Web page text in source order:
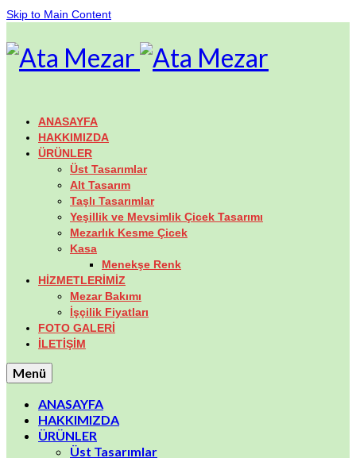
Skip to Main Content
ANASAYFA
HAKKIMIZDA
ÜRÜNLER
Üst Tasarımlar
Alt Tasarım
Taşlı Tasarımlar
Yeşillik ve Mevsimlik Çicek Tasarımı
Mezarlık Kesme Çicek
Kasa
Menekşe Renk
HİZMETLERİMİZ
Mezar Bakımı
İşçilik Fiyatları
FOTO GALERİ
İLETİŞİM
Menü
ANASAYFA
HAKKIMIZDA
ÜRÜNLER
Üst Tasarımlar